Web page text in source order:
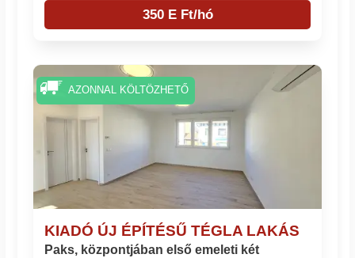
350 E Ft/hó
KIADÓ ÚJ ÉPÍTÉSŰ TÉGLA LAKÁS
Paks, központjában első emeleti két
AZONNAL KÖLTÖZHETŐ